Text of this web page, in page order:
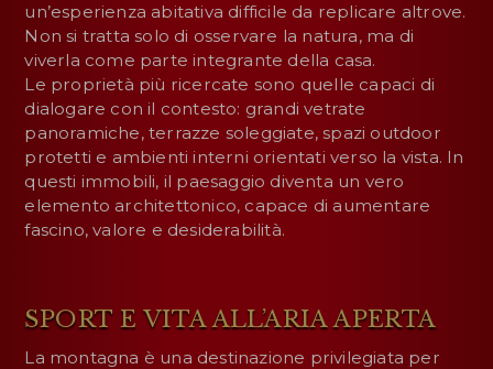
un’esperienza abitativa difficile da replicare altrove.
Non si tratta solo di osservare la natura, ma di
viverla come parte integrante della casa.
Le proprietà più ricercate sono quelle capaci di
dialogare con il contesto: grandi vetrate
panoramiche, terrazze soleggiate, spazi outdoor
protetti e ambienti interni orientati verso la vista. In
questi immobili, il paesaggio diventa un vero
elemento architettonico, capace di aumentare
fascino, valore e desiderabilità.
SPORT E VITA ALL’ARIA APERTA
La montagna è una destinazione privilegiata per